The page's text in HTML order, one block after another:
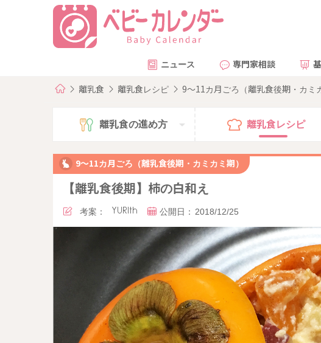
ニュース 専門家相談
離乳食 離乳食レシピ 9～11カ月ごろ（離乳食後期・カミ
離乳食の進め方 離乳食レシピ
9～11カ月ごろ（離乳食後期・カミカミ期）
【離乳食後期】柿の白和え
考案： YURIth 公開日： 2018/12/25